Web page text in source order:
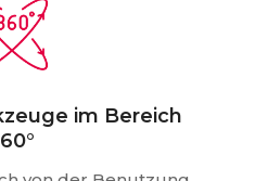
im Bereich